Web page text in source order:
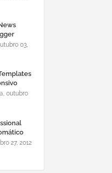
03,
outubro
27, 2012